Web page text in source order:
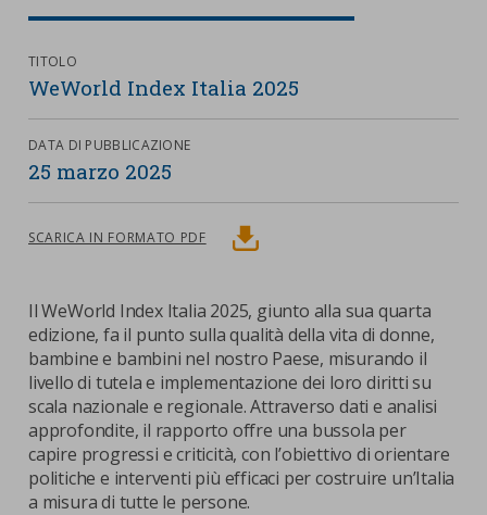
Ufficio Stampa
Centro studi
Trasparenza
CERCACARRELLO
Cookie strettamente necessari
Cookie di Analisi
Cookie di terze parti
TITOLO
WeWorld Index Italia 2025
DATA DI PUBBLICAZIONE
25 marzo 2025
SCARICA IN FORMATO PDF
Il WeWorld Index Italia 2025, giunto alla sua quarta
edizione, fa il punto sulla qualità della vita di donne,
bambine e bambini nel nostro Paese, misurando il
livello di tutela e implementazione dei loro diritti su
scala nazionale e regionale. Attraverso dati e analisi
approfondite, il rapporto offre una bussola per
capire progressi e criticità, con l’obiettivo di orientare
politiche e interventi più efficaci per costruire un’Italia
a misura di tutte le persone.